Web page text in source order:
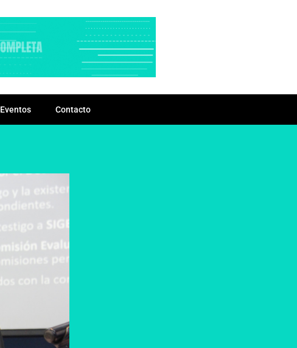
Eventos Contacto